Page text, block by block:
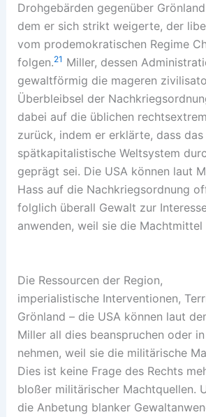
Drohgebärden gegenüber
dem er sich strikt weigerte, der
vom prodemokratischen Regime
folgen.21 Miller, dessen
gewaltförmig die mageren
Überbleibsel der
dabei auf die üblichen
zurück, indem er erklärte, dass das
spätkapitalistische Weltsystem
geprägt sei. Die USA können laut
Hass auf die Nachkriegsordnung
folglich überall Gewalt zur
anwenden, weil sie die Machtmittel
Die Ressourcen der Region,
imperialistische Interventionen,
Grönland – die USA können laut
Miller all dies beanspruchen oder
nehmen, weil sie die militärische
Dies ist keine Frage des Rechts
bloßer militärischer Machtquellen.
die Anbetung blanker